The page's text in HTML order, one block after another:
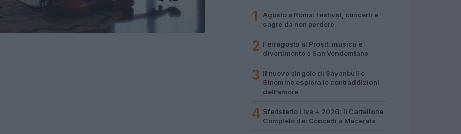
1
Agosto a Roma: festival, concerti e
sagre da non perdere
2 Ferragosto al Prosit: musica e
divertimento a San Vendemiano
3 Il nuovo singolo di Sayanbull e
Sinomine esplora le contraddizioni
dell’amore
4 Sferisterio Live + 2026: Il Cartellone
Completo dei Concerti a Macerata